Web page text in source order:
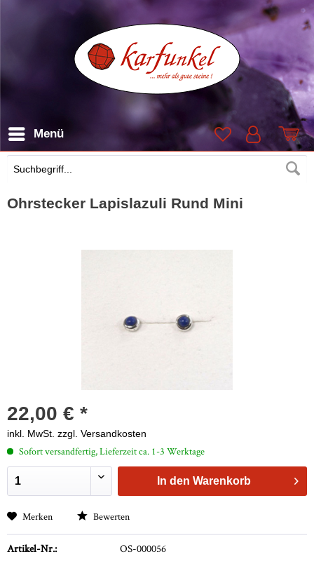
Suchen
Menü
Ohrstecker Lapislazuli Rund Mini
22,00 € *
inkl. MwSt. zzgl. Versandkosten
Sofort versandfertig, Lieferzeit ca. 1-3 Werktage
In den Warenkorb
Merken Bewerten
Artikel-Nr.: OS-000056